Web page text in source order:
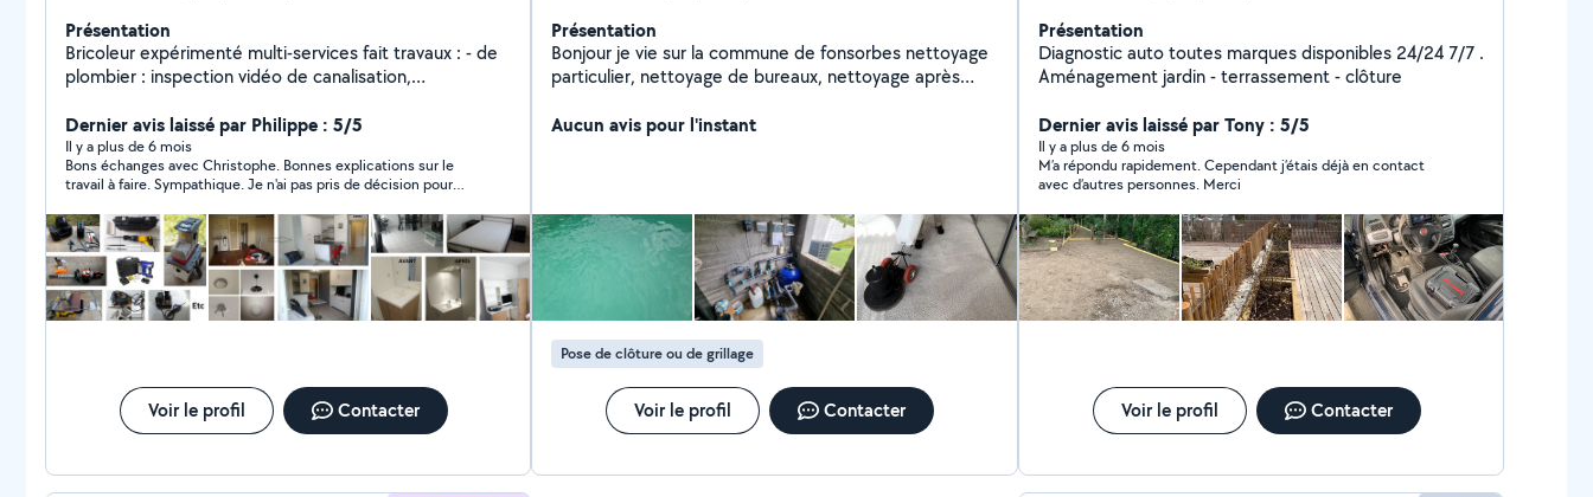
Présentation
Bricoleur expérimenté multi-services fait travaux : - de
plombier : inspection vidéo de canalisation,
robinetterie, mécanisme de chasse d'eau, joint silicone
de baignoire ; - d'électricien : remplacement de prise,
interrupteur, luminaire, radiateur, sèche-serviettes,
hotte, plaque de cuisson ; - de bricolage : ponçage et
peinture de porte et volet, montage de meubles en kit,
installation de lave linge, étagères, tringles à rideaux,
verrou, barillet, etc. Fait aussi la location de station de
peinture airless haute pression, tarière thermique,
carotteuse diamant portable et sur bâti, furet
essence, marteau piqueur, taille-haies et élagueuse sur
perche, karcher, détecteur de métaux,
débroussailleuse, caméra thermique, pince à sertir,
ponceuse girafe, scarificateur, telluromètre, etc.
Dernier avis laissé par Philippe : 5/5
Il y a plus de 6 mois
Bons échanges avec Christophe. Bonnes explications sur le
travail à faire. Sympathique. Je n'ai pas pris de décision pour
Voir le profil Contacter
Présentation
Bonjour je vie sur la commune de fonsorbes nettoyage
particulier, nettoyage de bureaux, nettoyage après
Aucun avis pour l'instant
Pose de clôture ou de grillage
Voir le profil Contacter
Présentation
Diagnostic auto toutes marques disponibles 24/24 7/7 .
Aménagement jardin - terrassement - clôture
Dernier avis laissé par Tony : 5/5
Il y a plus de 6 mois
M’a répondu rapidement. Cependant j’étais déjà en contact
avec d’autres personnes. Merci
Voir le profil Contacter